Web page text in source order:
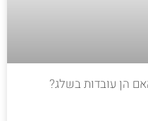
הן עובדות בשלג?